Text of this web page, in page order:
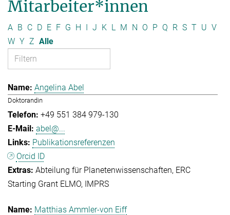
Mitarbeiter*innen
A B C D E F G H I J K L M N O P Q R S T U V
W Y Z Alle
Angelina Abel
Doktorandin
+49 551 384 979-130
abel@...
Publikationsreferenzen
Orcid ID
Abteilung für Planetenwissenschaften ERC
Starting Grant ELMO
IMPRS
Matthias Ammler-von Eiff